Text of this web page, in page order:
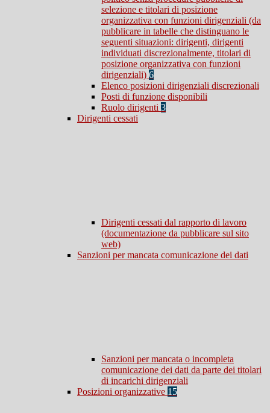
selezione e titolari di posizione
organizzativa con funzioni dirigenziali (da
pubblicare in tabelle che distinguano le
seguenti situazioni: dirigenti, dirigenti
individuati discrezionalmente, titolari di
posizione organizzativa con funzioni
dirigenziali) 6
Elenco posizioni dirigenziali discrezionali
Posti di funzione disponibili
Ruolo dirigenti 3
Dirigenti cessati
Dirigenti cessati dal rapporto di lavoro
(documentazione da pubblicare sul sito
web)
Sanzioni per mancata comunicazione dei dati
Sanzioni per mancata o incompleta
comunicazione dei dati da parte dei titolari
di incarichi dirigenziali
Posizioni organizzative 15